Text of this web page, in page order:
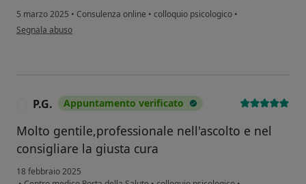
5 marzo 2025 • Consulenza online • colloquio psicologico •
secondo l'opinione dell'utente SM
Segnala abuso
P.G. Appuntamento verificato
Molto gentile,professionale nell'ascolto e nel
consigliare la giusta cura
18 febbraio 2025